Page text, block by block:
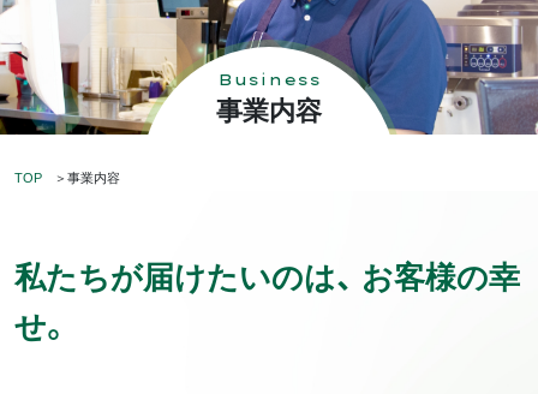
Business
事業内容
TOP 事業内容
私たちが届けたいのは、 お客様の幸
せ。